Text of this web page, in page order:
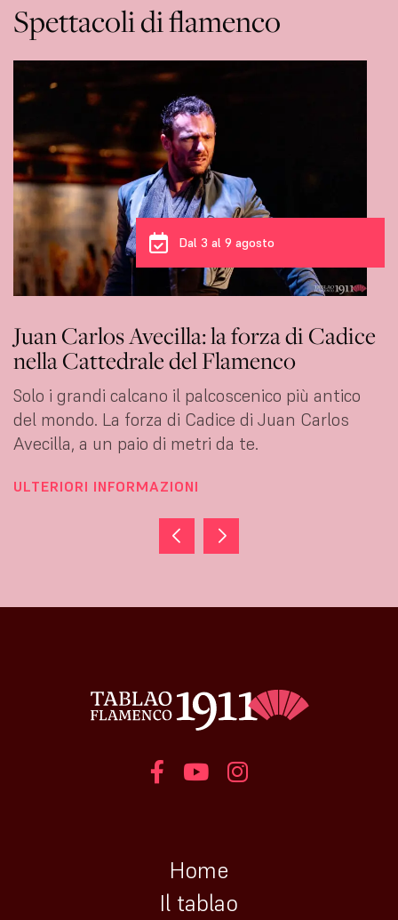
Spettacoli di flamenco
di Cadice
più antico
Carlos
Carmen Young: l’eleganza
Tablao 1911
Ha attraversato un oceano per
ballare il flamenco. Oggi lo balla
che non si insegna.
ULTERIORI INFORMAZIONI
Home
Il tablao